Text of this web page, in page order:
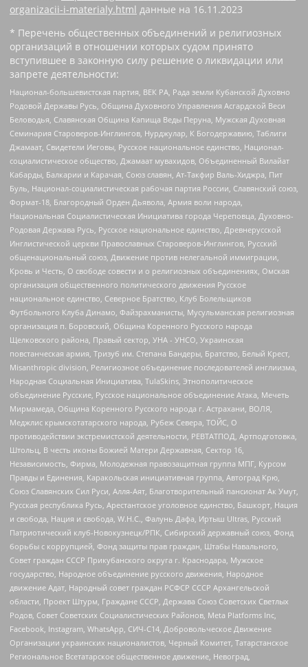
organizacii-i-materialy.html данные на 16.11.2023
* Перечень общественных объединений и религиозных
организаций в отношении которых судом принято
вступившее в законную силу решение о ликвидации или
запрете деятельности:
Национал-большевистская партия, ВЕК РА, Рада земли Кубанской Духовно
Родовой Державы Русь, Община Духовного Управления Асгардской Веси
Беловодья, Славянская Община Капища Веды Перуна, Мужская Духовная
Семинария Староверов-Инглингов, Нурджулар, К Богодержавию, Таблиги
Джамаат, Свидетели Иеговы, Русское национальное единство, Национал-
социалистическое общество, Джамаат мувахидов, Объединенный Вилайат
Кабарды, Балкарии и Карачая, Союз славян, Ат-Такфир Валь-Хиджра, Пит
Буль, Национал-социалистическая рабочая партия России, Славянский союз,
Формат-18, Благородный Орден Дьявола, Армия воли народа,
Национальная Социалистическая Инициатива города Череповца, Духовно-
Родовая Держава Русь, Русское национальное единство, Древнерусской
Инглистической церкви Православных Староверов-Инглингов, Русский
общенациональный союз, Движение против нелегальной иммиграции,
Кровь и Честь, О свободе совести и о религиозных объединениях, Омская
организация общественного политического движения Русское
национальное единство, Северное Братство, Клуб Болельщиков
Футбольного Клуба Динамо, Файзрахманисты, Мусульманская религиозная
организация п. Боровский, Община Коренного Русского народа
Щелковского района, Правый сектор, УНА - УНСО, Украинская
повстанческая армия, Тризуб им. Степана Бандеры, Братство, Белый Крест,
Misanthropic division, Религиозное объединение последователей инглиизма,
Народная Социальная Инициатива, TulaSkins, Этнополитическое
объединение Русские, Русское национальное объединение Атака, Мечеть
Мирмамеда, Община Коренного Русского народа г. Астрахани, ВОЛЯ,
Меджлис крымскотатарского народа, Рубеж Севера, ТОЙС, О
противодействии экстремистской деятельности, РЕВТАТПОД, Артподготовка,
Штольц, В честь иконы Божией Матери Державная, Сектор 16,
Независимость, Фирма, Молодежная правозащитная группа МПГ, Курсом
Правды и Единения, Каракольская инициативная группа, Автоград Крю,
Союз Славянских Сил Руси, Алля-Аят, Благотворительный пансионат Ак Умут,
Русская республика Русь, Арестантское уголовное единство, Башкорт, Нация
и свобода, Нация и свобода, W.H.С., Фалунь Дафа, Иртыш Ultras, Русский
Патриотический клуб-Новокузнецк/РПК, Сибирский державный союз, Фонд
борьбы с коррупцией, Фонд защиты прав граждан, Штабы Навального,
Совет граждан СССР Прикубанского округа г. Краснодара, Мужское
государство, Народное объединение русского движения, Народное
движение Адат, Народный совет граждан РСФСР СССР Архангельской
области, Проект Штурм, Граждане СССР, Держава Союз Советских Светлых
Родов, Совет Советских Социалистических Районов, Meta Platforms Inc,
Facebook, Instagram, WhatsApp, СИЧ-С14, Добровольческое Движение
Организации украинских националистов, Черный Комитет, Татарстанское
Региональное Всетатарское общественное движение, Невоград,